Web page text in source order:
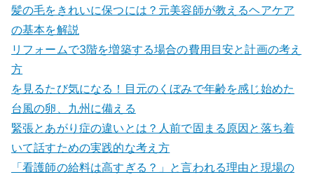
髪の毛をきれいに保つには？元美容師が教えるヘアケア
の基本を解説
リフォームで3階を増築する場合の費用目安と計画の考え
方
を見るたび気になる！目元のくぼみで年齢を感じ始めた
台風の卵、九州に備える
緊張とあがり症の違いとは？人前で固まる原因と落ち着
いて話すための実践的な考え方
「看護師の給料は高すぎる？」と言われる理由と現場の